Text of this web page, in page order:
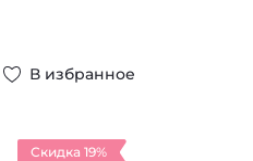
В избранное
Скидка 19%